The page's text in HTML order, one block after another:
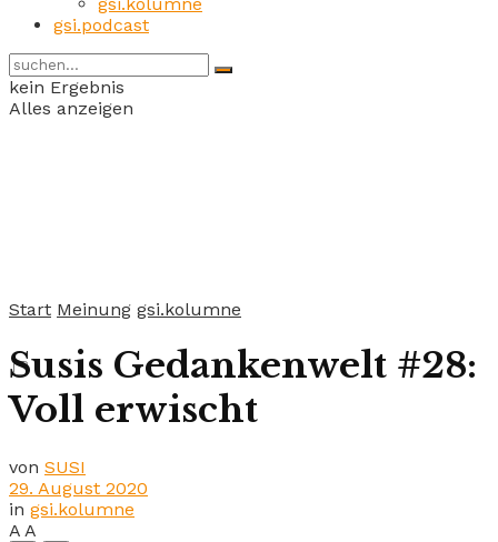
gsi.podcast
kein Ergebnis
Alles anzeigen
Start Meinung gsi.kolumne
Susis Gedankenwelt #28:
Voll erwischt
von SUSI
29. August 2020
in gsi.kolumne
A A